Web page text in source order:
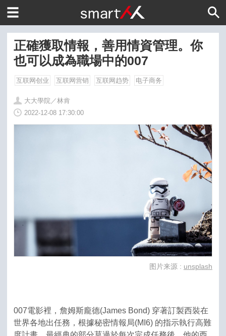
正確獲取情報，善用情資管理。你
也可以成為職場中的007
互联网创业 互联网营销 互联网趋势 电子商务
大大學院／林肯
2022-12-08 17:30:00
图片来源 : unsplash
007電影裡，詹姆斯龐德(James Bond) 穿著訂製西裝在
世界各地出任務，根據秘密情報局(MI6) 的指示執行高難